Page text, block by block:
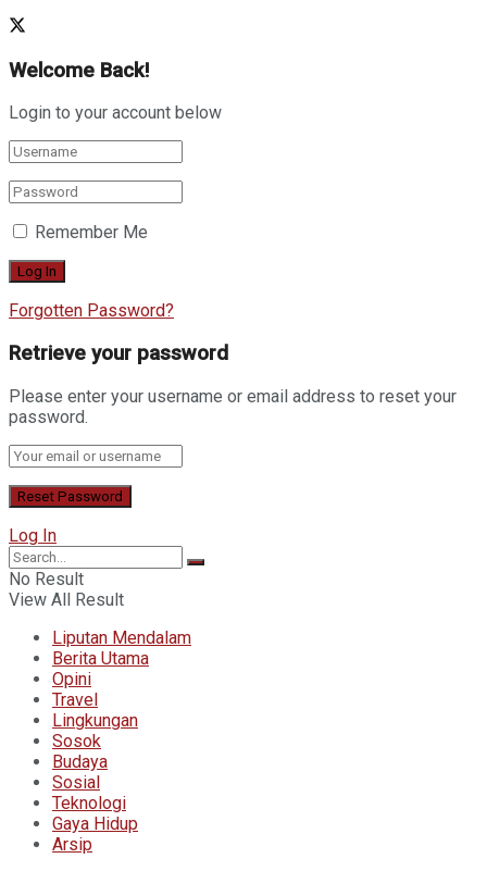
Welcome Back!
Login to your account below
Remember Me
Forgotten Password?
Retrieve your password
Please enter your username or email address to reset your
password.
Log In
No Result
View All Result
Liputan Mendalam
Berita Utama
Opini
Travel
Lingkungan
Sosok
Budaya
Sosial
Teknologi
Gaya Hidup
Arsip